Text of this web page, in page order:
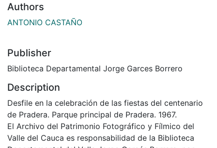
Authors
ANTONIO CASTAÑO
Publisher
Biblioteca Departamental Jorge Garces Borrero
Description
Desfile en la celebración de las fiestas del centenario
de Pradera. Parque principal de Pradera. 1967.
El Archivo del Patrimonio Fotográfico y Fílmico del
Valle del Cauca es responsabilidad de la Biblioteca